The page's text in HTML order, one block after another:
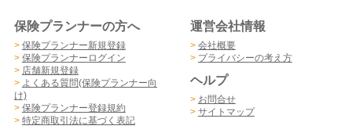
保険プランナーの方へ
> 保険プランナー新規登録
> 保険プランナーログイン
> 店舗新規登録
> よくある質問(保険プランナー向
け)
> 保険プランナー登録規約
> 特定商取引法に基づく表記
運営会社情報
> 会社概要
> プライバシーの考え方
ヘルプ
> お問合せ
> サイトマップ